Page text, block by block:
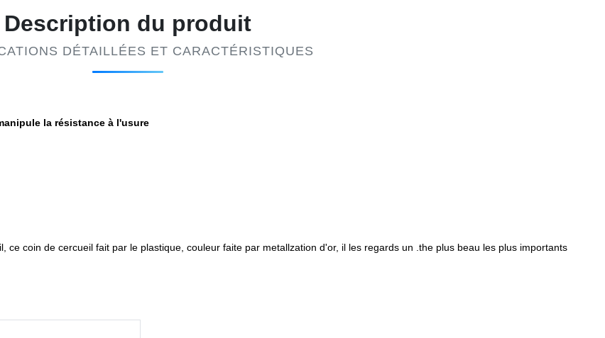
Description du produit
DÉTAILLÉES ET CARACTÉRISTIQUES
la résistance à l'usure
coin de cercueil fait par le plastique, couleur faite par metallzation d'or, il les regards un .the plus beau les plus importants